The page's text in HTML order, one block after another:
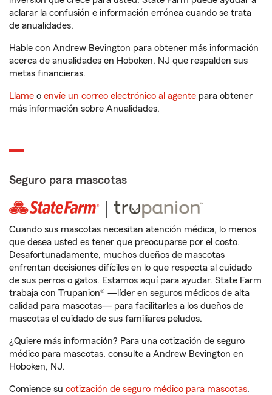
aclarar la confusión e información errónea cuando se trata
de anualidades.
Hable con Andrew Bevington para obtener más información
acerca de anualidades en Hoboken, NJ que respalden sus
metas financieras.
Llame o envíe un correo electrónico al agente para obtener
más información sobre Anualidades.
Seguro para mascotas
Cuando sus mascotas necesitan atención médica, lo menos
que desea usted es tener que preocuparse por el costo.
Desafortunadamente, muchos dueños de mascotas
enfrentan decisiones difíciles en lo que respecta al cuidado
de sus perros o gatos. Estamos aquí para ayudar. State Farm
trabaja con Trupanion® —líder en seguros médicos de alta
calidad para mascotas— para facilitarles a los dueños de
mascotas el cuidado de sus familiares peludos.
¿Quiere más información? Para una cotización de seguro
médico para mascotas, consulte a Andrew Bevington en
Hoboken, NJ.
Comience su cotización de seguro médico para mascotas.